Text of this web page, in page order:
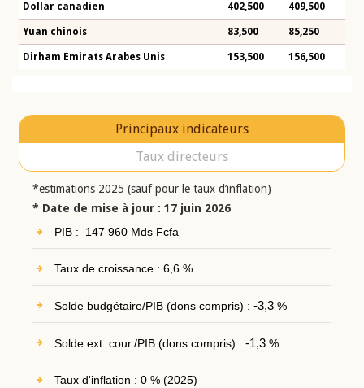
Dollar canadien 402,500 409,500
Yuan chinois 83,500 85,250
Dirham Emirats Arabes Unis 153,500 156,500
Principaux indicateurs
Taux directeurs
*estimations 2025 (sauf pour le taux d’inflation)
* Date de mise à jour : 17 juin 2026
PIB : 147 960 Mds Fcfa
Taux de croissance : 6,6 %
Solde budgétaire/PIB (dons compris) : -3,3%
Solde ext. cour./PIB (dons compris) : -1,3%
Taux d'inflation : 0 % (2025)